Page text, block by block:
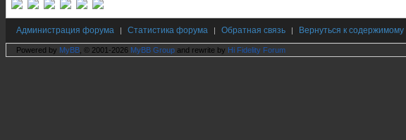
Администрация форума | Статистика форума | Обратная связь | Вернуться к содержимому
Powered by MyBB , © 2001-2026 MyBB Group and rewrite by Hi Fidelity Forum